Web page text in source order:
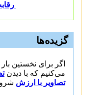
گزیده‌ها
اگر برای نخستین
می‌کنیم که با دیدن
تصاویر با ارزش